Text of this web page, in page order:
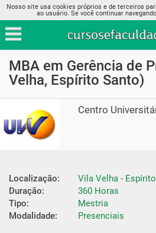
Nosso site usa cookies próprios e de terceiros
ao usuário. Se você continuar
MBA em Gerência de
Velha, Espírito Santo)
Centro
Localização:
Vila Velha -
Duração:
360 Horas
Tipo:
Mestria
Modalidade:
Presenciais